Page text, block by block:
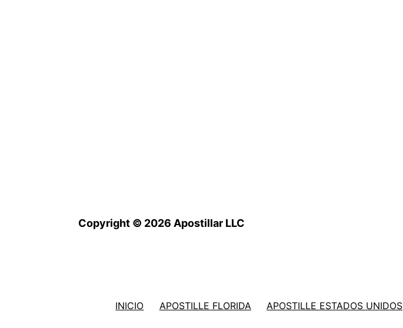
Copyright © 2026 Apostillar LLC
INICIO APOSTILLE FLORIDA APOSTILLE ESTADOS UNIDOS